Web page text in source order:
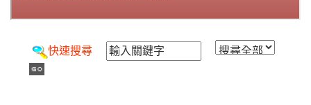
快速搜尋